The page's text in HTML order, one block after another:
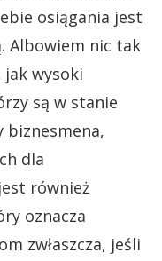
osiągania jest
Albowiem nic tak
wysoki
są w stanie
biznesmena,
dla
również
oznacza
zwłaszcza, jeśli